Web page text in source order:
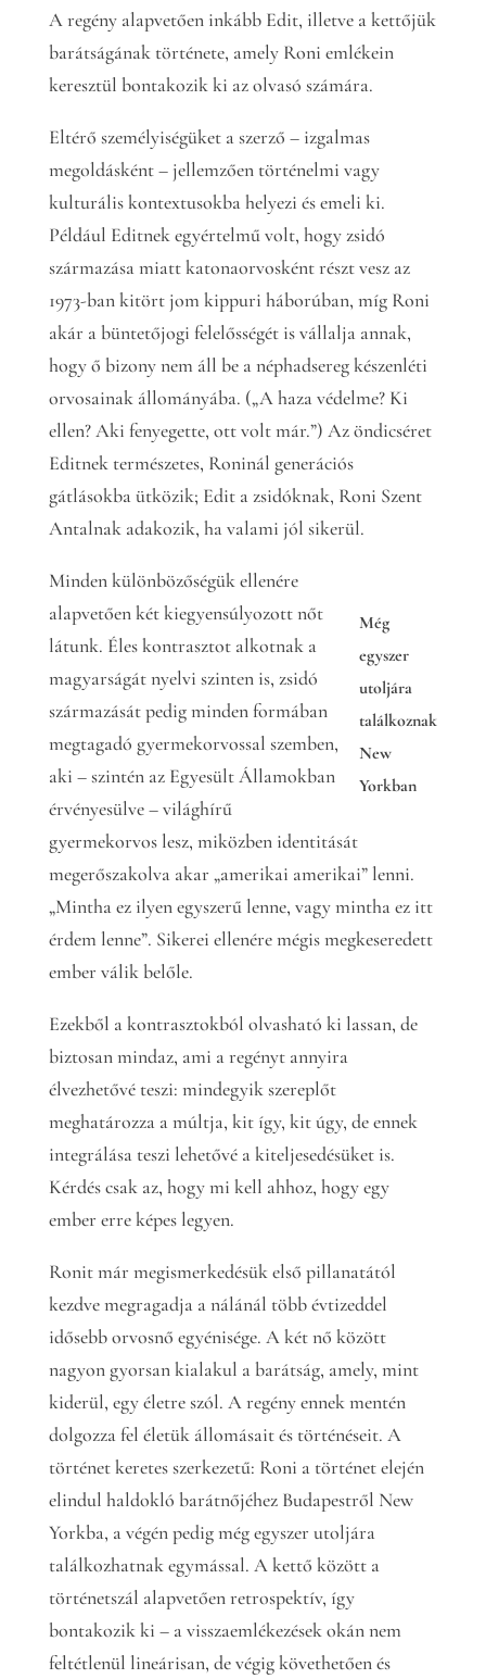
A regény alapvetően inkább Edit, illetve a kettőjük
barátságának története, amely Roni emlékein
keresztül bontakozik ki az olvasó számára.
Eltérő személyiségüket a szerző – izgalmas
megoldásként – jellemzően történelmi vagy
kulturális kontextusokba helyezi és emeli ki.
Például Editnek egyértelmű volt, hogy zsidó
származása miatt katonaorvosként részt vesz az
1973-ban kitört jom kippuri háborúban, míg Roni
akár a büntetőjogi felelősségét is vállalja annak,
hogy ő bizony nem áll be a néphadsereg készenléti
orvosainak állományába. („A haza védelme? Ki
ellen? Aki fenyegette, ott volt már.”) Az öndicséret
Editnek természetes, Roninál generációs
gátlásokba ütközik; Edit a zsidóknak, Roni Szent
Antalnak adakozik, ha valami jól sikerül.
Még
egyszer
utoljára
találkoznak
New
Yorkban
Minden különbözőségük ellenére
alapvetően két kiegyensúlyozott nőt
látunk. Éles kontrasztot alkotnak a
magyarságát nyelvi szinten is, zsidó
származását pedig minden formában
megtagadó gyermekorvossal szemben,
aki – szintén az Egyesült Államokban
érvényesülve – világhírű
gyermekorvos lesz, miközben identitását
megerőszakolva akar „amerikai amerikai” lenni.
„Mintha ez ilyen egyszerű lenne, vagy mintha ez itt
érdem lenne”. Sikerei ellenére mégis megkeseredett
ember válik belőle.
Ezekből a kontrasztokból olvasható ki lassan, de
biztosan mindaz, ami a regényt annyira
élvezhetővé teszi: mindegyik szereplőt
meghatározza a múltja, kit így, kit úgy, de ennek
integrálása teszi lehetővé a kiteljesedésüket is.
Kérdés csak az, hogy mi kell ahhoz, hogy egy
ember erre képes legyen.
Ronit már megismerkedésük első pillanatától
kezdve megragadja a nálánál több évtizeddel
idősebb orvosnő egyénisége. A két nő között
nagyon gyorsan kialakul a barátság, amely, mint
kiderül, egy életre szól. A regény ennek mentén
dolgozza fel életük állomásait és történéseit. A
történet keretes szerkezetű: Roni a történet elején
elindul haldokló barátnőjéhez Budapestről New
Yorkba, a végén pedig még egyszer utoljára
találkozhatnak egymással. A kettő között a
történetszál alapvetően retrospektív, így
bontakozik ki – a visszaemlékezések okán nem
feltétlenül lineárisan, de végig követhetően és